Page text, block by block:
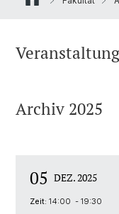
Archiv 2025
05 DEZ. 2025
Zeit: 14:00 - 19:30